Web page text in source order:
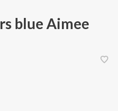
blue Aimee